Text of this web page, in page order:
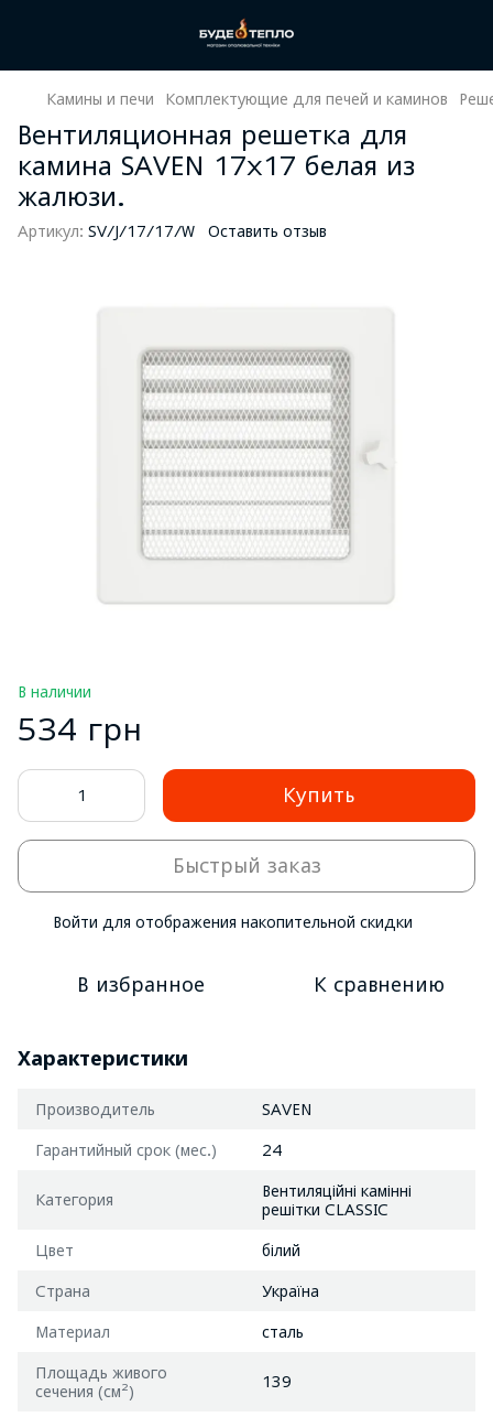
Камины и печи Комплектующие для печей и каминов
Вентиляционная решетка для
камина SAVEN 17х17 белая из
жалюзи.
Артикул: SV/J/17/17/W Оставить отзыв
В наличии
534 грн
Купить
Быстрый заказ
Войти для отображения накопительной скидки
В избранное К сравнению
Характеристики
Производитель SAVEN
Гарантийный срок (мес.) 24
Категория
Вентиляційні камінні
решітки CLASSIC
Цвет білий
Страна Україна
Материал сталь
Площадь живого
сечения (см²)
139